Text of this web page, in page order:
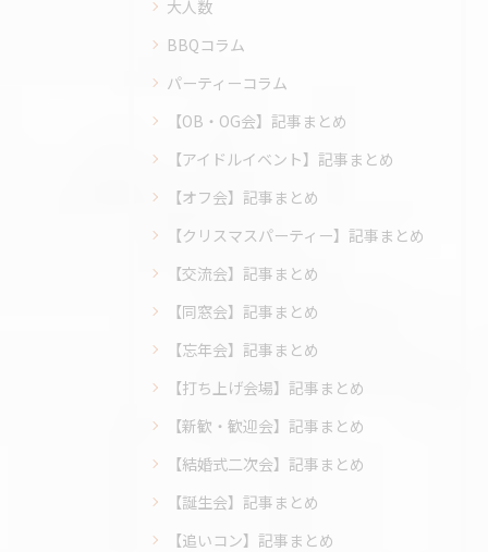
大人数
BBQコラム
パーティーコラム
【OB・OG会】記事まとめ
【アイドルイベント】記事まとめ
【オフ会】記事まとめ
【クリスマスパーティー】記事まとめ
【交流会】記事まとめ
【同窓会】記事まとめ
【忘年会】記事まとめ
【打ち上げ会場】記事まとめ
【新歓・歓迎会】記事まとめ
【結婚式二次会】記事まとめ
【誕生会】記事まとめ
【追いコン】記事まとめ